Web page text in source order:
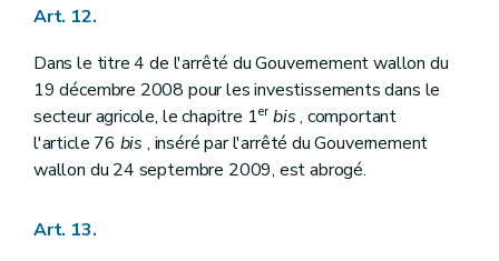
Art. 12.
Dans le titre 4 de l'arrêté du Gouvernement wallon du
19 décembre 2008 pour les investissements dans le
secteur agricole, le chapitre 1er bis, comportant
l'article 76 bis , inséré par l'arrêté du Gouvernement
wallon du 24 septembre 2009, est abrogé.
Art. 13.